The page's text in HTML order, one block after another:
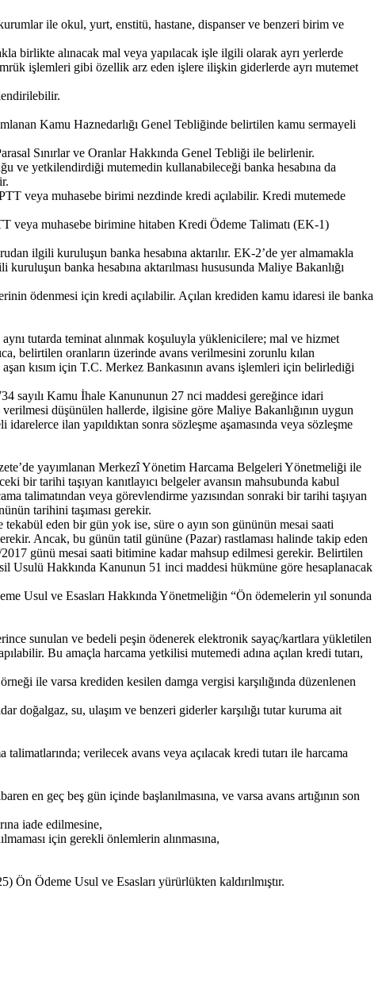
ile okul, yurt, enstitü, hastane, dispanser ve benzeri birim ve
birlikte alınacak mal veya yapılacak işle ilgili olarak ayrı yerlerde
işlemleri gibi özellik arz eden işlere ilişkin giderlerde ayrı mutemet
Kamu Haznedarlığı Genel Tebliğinde belirtilen kamu sermayeli
Sınırlar ve Oranlar Hakkında Genel Tebliği ile belirlenir.
ve yetkilendirdiği mutemedin kullanabileceği banka hesabına da
veya muhasebe birimi nezdinde kredi açılabilir. Kredi mutemede
veya muhasebe birimine hitaben Kredi Ödeme Talimatı (EK-1)
ilgili kuruluşun banka hesabına aktarılır. EK-2’de yer almamakla
banka hesabına aktarılması hususunda Maliye Bakanlığı
ödenmesi için kredi açılabilir. Açılan krediden kamu idaresi ile banka
tutarda teminat alınmak koşuluyla yüklenicilere; mal ve hizmet
belirtilen oranların üzerinde avans verilmesini zorunlu kılan
kısım için T.C. Merkez Bankasının avans işlemleri için belirlediği
sayılı Kamu İhale Kanununun 27 nci maddesi gereğince idari
düşünülen hallerde, ilgisine göre Maliye Bakanlığının uygun
ilan yapıldıktan sonra sözleşme aşamasında veya sözleşme
yayımlanan Merkezî Yönetim Harcama Belgeleri Yönetmeliği ile
bir tarihi taşıyan kanıtlayıcı belgeler avansın mahsubunda kabul
talimatından veya görevlendirme yazısından sonraki bir tarihi taşıyan
tarihini taşıması gerekir.
eden bir gün yok ise, süre o ayın son gününün mesai saati
Ancak, bu günün tatil gününe (Pazar) rastlaması halinde takip eden
günü mesai saati bitimine kadar mahsup edilmesi gerekir. Belirtilen
Usulü Hakkında Kanunun 51 inci maddesi hükmüne göre hesaplanacak
Usul ve Esasları Hakkında Yönetmeliğin “Ön ödemelerin yıl sonunda
sunulan ve bedeli peşin ödenerek elektronik sayaç/kartlara yükletilen
Bu amaçla harcama yetkilisi mutemedi adına açılan kredi tutarı,
ile varsa krediden kesilen damga vergisi karşılığında düzenlenen
doğalgaz, su, ulaşım ve benzeri giderler karşılığı tutar kuruma ait
verilecek avans veya açılacak kredi tutarı ile harcama
en geç beş gün içinde başlanılmasına, ve varsa avans artığının son
iade edilmesine,
için gerekli önlemlerin alınmasına,
Ödeme Usul ve Esasları yürürlükten kaldırılmıştır.